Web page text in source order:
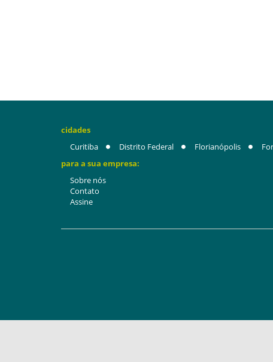
cidades
Curitiba
Distrito Federal Florianópolis
para a sua empresa:
Sobre nós
Contato
Assine